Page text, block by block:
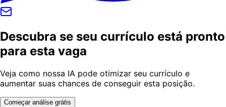
Descubra se seu currículo está pronto
para esta vaga
Veja como nossa IA pode otimizar seu currículo e
aumentar suas chances de conseguir esta posição.
Começar análise grátis